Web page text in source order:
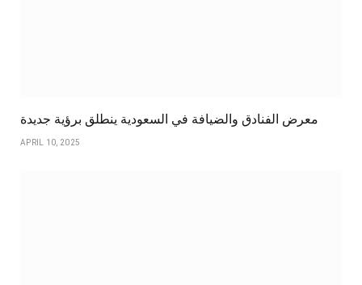
معرض الفنادق والضيافة في السعودية ينطلق برؤية جديدة
APRIL 10, 2025